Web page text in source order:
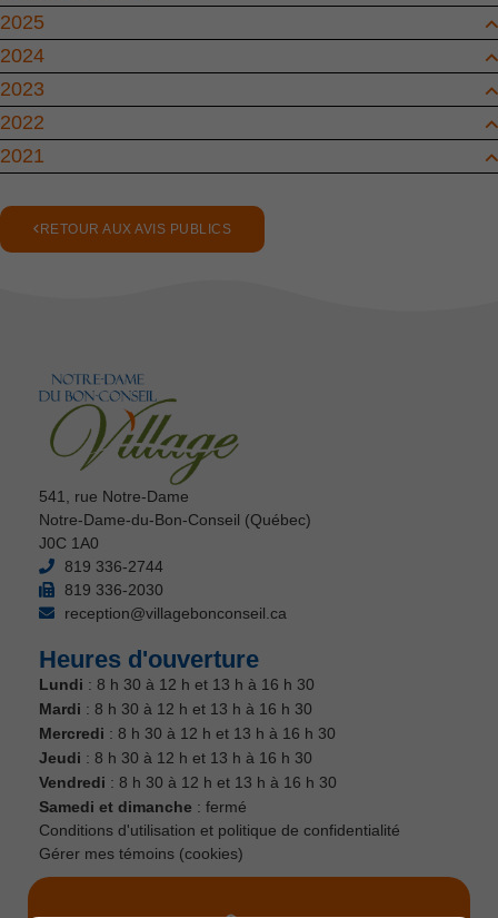
2025
2024
2023
2022
2021
RETOUR AUX AVIS PUBLICS
541, rue Notre-Dame
Notre-Dame-du-Bon-Conseil (Québec)
J0C 1A0
819 336-2744
819 336-2030
reception@villagebonconseil.ca
Heures d'ouverture
Lundi : 8 h 30 à 12 h et 13 h à 16 h 30
Mardi : 8 h 30 à 12 h et 13 h à 16 h 30
Mercredi : 8 h 30 à 12 h et 13 h à 16 h 30
Jeudi : 8 h 30 à 12 h et 13 h à 16 h 30
Vendredi : 8 h 30 à 12 h et 13 h à 16 h 30
Samedi et dimanche : fermé
Conditions d'utilisation et politique de confidentialité
Gérer mes témoins (cookies)